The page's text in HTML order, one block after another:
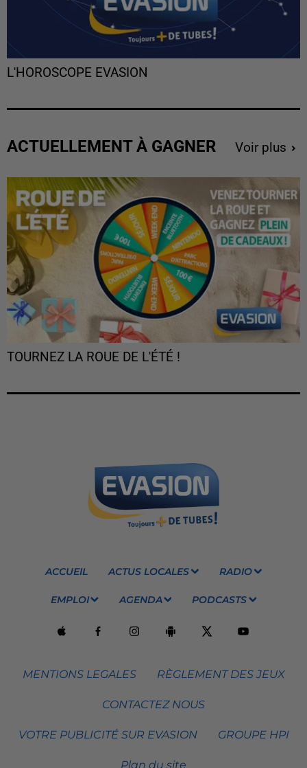
L'HOROSCOPE EVASION
ACTUELLEMENT À GAGNER Voir plus
TOURNEZ LA ROUE DE L'ÉTÉ !
ACCUEIL ACTUS LOCALES RADIO
EMPLOI AGENDA PODCASTS
MENTIONS LEGALES RÈGLEMENT DES JEUX
CONTACTEZ NOUS
VOTRE PUBLICITÉ SUR EVASION GROUPE HPI
Plan du site